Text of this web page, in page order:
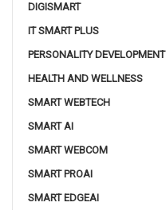
DIGISMART
IT SMART PLUS
PERSONALITY DEVELOPMENT
HEALTH AND WELLNESS
SMART WEBTECH
SMART AI
SMART WEBCOM
SMART PROAI
SMART EDGEAI